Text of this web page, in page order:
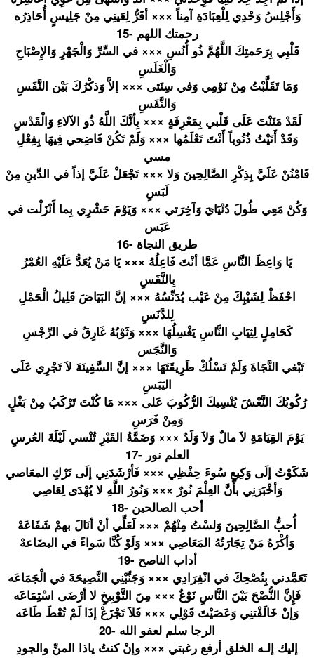
وَأَجْلِسُ وَحْدِي لِلْعِبَادَةِ آمِناً ××× أقَرُّ لِعَينِي مِنْ جَلِيسٍ أُحَاذِرُه
15- رحمتك اللهم
قَلْبِي بِرَحَمتِك َ اللَّهُمَّ ذُو أُنُسِ ××× في السِّرِّ وَالْجَهْر ِ وَالإِصْبَاحِ
وَالْغَلَس
وَمَا تَقَلَّبْت ُ مِنْ نَوْمِي وَفي سِنَتى ××× إلاَّ وَذكْرُكَ بَيْن النَّفَسِ
وَالنَّفَس
لَقَدْ مَنَنْتَ عَلَى قَلْبي بِمَعْرِفَةٍ ××× بِأنَّكَ اللَّهُ ذُو الآلاءِ وَالْقَدْس
وَقَدْ أَتَيْتُ ذُنُوباً أَنْتَ تَعْلَمُها ××× وَلَمْ تَكُنْ فَاضِحي فِيهَا بِفِعْلِ
مسي
فَامْنُنْ عَلَيَّ بِذِكْرِ الصَّالِحِينَ وَلا ××× تَجْعَلْ عَلَيَّ إذاً في الدِّينِ مِنْ
لَبَسِ
وَكُنْ مَعِي طُولَ دُنْيَايَ وَآخِرَتي ××× وَيَوْمَ حَشْرِي بِما أَنْزَلْت في
عَبَس
16- طريق النجاة
يَا وَاعِظَ النَّاسِ عَمَّا أنْتَ فَاعِلُهُ ××× يَا مَنْ يُعَدُّ عَلَيْهِ العُمْرُ
بِالنَّفَس
احْفَظْ لِشَيْبِكَ مِنْ عَيْب يُدَنِّسُه ُ ××× إنَّ البَيَاضَ قَلِيلُ الْحَمْلِ
لِلدَّنَسِ
كَحَامِلٍ لِثِيَابِ النَّاسِ يَغْسِلُهَا ××× وَثَوْبُهُ غَارِقٌ في الرِّجْسِ
وَالنَّجَس
تَبْغي النَّجَاةَ وَلَمْ تَسْلُكْ طَرِيقَتَهَا ××× إنَّ السَّفِينَةَ لاَ تَجْرِي عَلَى
اليَبَسِ
رُكُوبُكَ النَّعْشَ يُنْسِيكَ الرُّكُوبَ عَلى ××× مَا كُنْتَ تَرْكَبُ مِنْ بَغْلٍ
وَمِنْ فَرَسِ
يَوْمَ القِيَامَة ِ لاَ مالٌ وَلاَ وَلَدٌ ××× وَضَمَّةُ القَبْرِ تُنْسي لَيْلَةَ العُرسِ
17- العلم نور
شَكَوْتُ إلَى وَكِيعٍ سُوءَ حِفْظِي ××× فَأرْشَدَنِي إلَى تَرْكِ المعَاصي
وَأخْبَرَنِي بأَنَّ العِلْمَ نُورٌ ××× وَنُورُ اللَّهِ لا يُهْدَى لِعَاصِي
18- أحب الصالحين
أُحبُّ الصَّالِحِينَ وَلسْتُ مِنْهُمْ ××× لَعَلِّي أنْ أنَالَ بهمْ شَفَاعَهْ
وَأكْرَهُ مَنْ تِجَارَتُه ُ المَعَاصِي ××× وَلَوْ كُنَّا سَواءً في البضَاعهْ
19- أداب الناصح
تَعَمَّدني بِنُصْحِكَ في انْفِرَادِي ××× وَجَنِّبْنِي النَّصِيحَةَ في الْجَمَاعَه
فَإِنَّ النُّصْحَ بَيْنَ النَّاسِ نَوْعٌ ××× مِنَ التَّوْبِيخِ لا أرْضَى اسْتِمَاعَه
وَإنْ خَالَفْتنِي وَعَصَيْتَ قَوْلِي ××× فَلاَ تَجْزَعْ إذَا لَمْ تُعْطَ طَاعَه
20- الرجا سلم لعفو الله
إليك إلـه الخلق أرفع رغبتي ××× وإنْ كنتُ ياذا المنِّ والجودِ